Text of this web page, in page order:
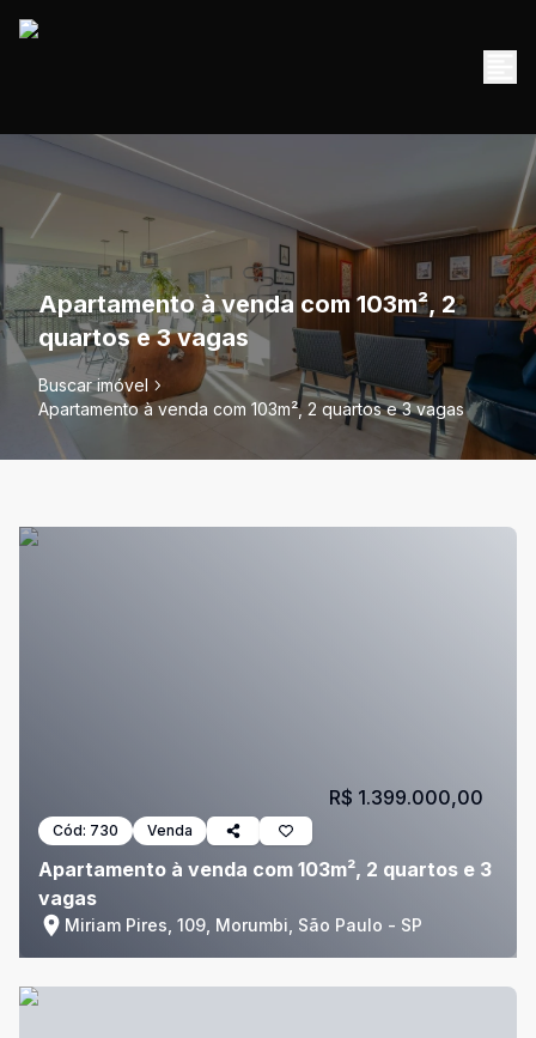
Apartamento à venda com 103m², 2
quartos e 3 vagas
Buscar imóvel
Apartamento à venda com 103m², 2 quartos e 3 vagas
Cód: 730 Venda
Apartamento à venda com 103m², 2 quartos e 3
vagas
Miriam Pires, 109, Morumbi, São Paulo - SP
R$ 1.399.000,00